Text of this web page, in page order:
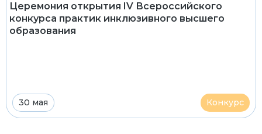
Церемония открытия IV Всероссийского
конкурса практик инклюзивного высшего
образования
30 мая Конкурс